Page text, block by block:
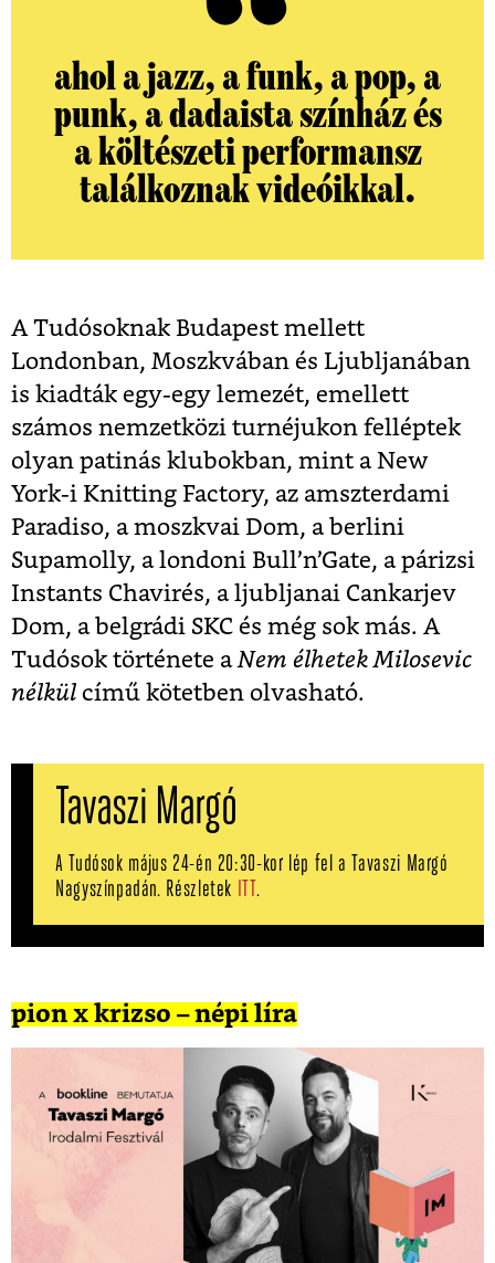
ahol a jazz, a funk, a pop, a
punk, a dadaista színház és
a költészeti performansz
találkoznak videóikkal.
A Tudósoknak Budapest mellett
Londonban, Moszkvában és Ljubljanában
is kiadták egy-egy lemezét, emellett
számos nemzetközi turnéjukon felléptek
olyan patinás klubokban, mint a New
York-i Knitting Factory, az amszterdami
Paradiso, a moszkvai Dom, a berlini
Supamolly, a londoni Bull’n’Gate, a párizsi
Instants Chavirés, a ljubljanai Cankarjev
Dom, a belgrádi SKC és még sok más. A
Tudósok története aNem élhetek Milosevic
nélkül című kötetben olvasható.
Tavaszi Margó
A Tudósok május 24-én 20:30-kor lép fel a Tavaszi Margó
Nagyszínpadán. Részletek
.
pion x krizso – népi líra